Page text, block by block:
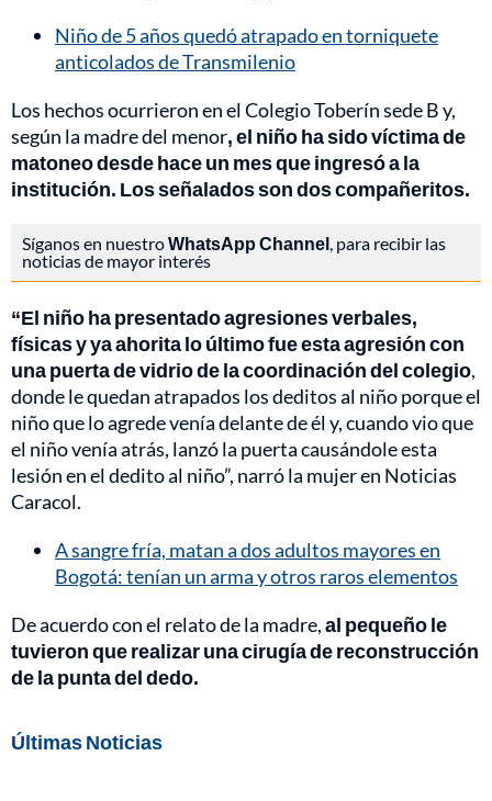
Niño de 5 años quedó atrapado en torniquete
anticolados de Transmilenio
Los hechos ocurrieron en el Colegio Toberín sede B y,
según la madre del menor, el niño ha sido víctima de
matoneo desde hace un mes que ingresó a la
institución. Los señalados son dos compañeritos.
Síganos en nuestroWhatsApp Channel , para recibir las
noticias de mayor interés
“El niño ha presentado agresiones verbales,
físicas y ya ahorita lo último fue esta agresión con
una puerta de vidrio de la coordinación del colegio,
donde le quedan atrapados los deditos al niño porque el
niño que lo agrede venía delante de él y, cuando vio que
el niño venía atrás, lanzó la puerta causándole esta
lesión en el dedito al niño”, narró la mujer en Noticias
Caracol.
A sangre fría, matan a dos adultos mayores en
Bogotá: tenían un arma y otros raros elementos
De acuerdo con el relato de la madre,al pequeño le
tuvieron que realizar una cirugía de reconstrucción
de la punta del dedo.
Últimas Noticias